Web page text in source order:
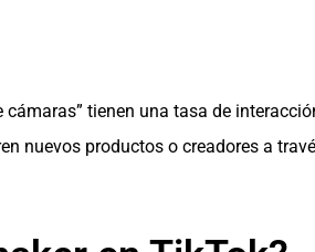
cámaras” tienen una tasa de
nuevos productos o creadores a